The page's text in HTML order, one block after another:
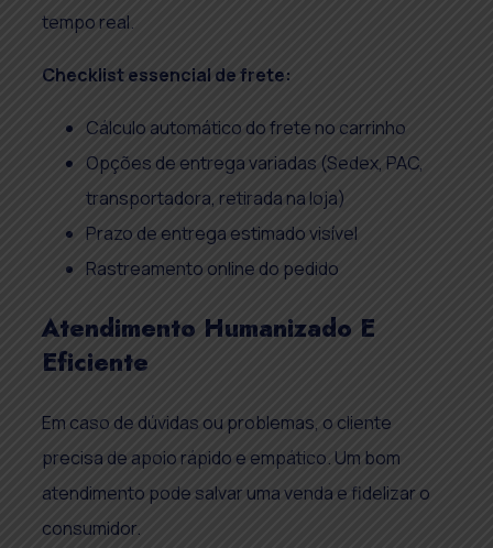
tempo real.
Checklist essencial de frete:
Cálculo automático do frete no carrinho
Opções de entrega variadas (Sedex, PAC,
transportadora, retirada na loja)
Prazo de entrega estimado visível
Rastreamento online do pedido
Atendimento Humanizado E
Eficiente
Em caso de dúvidas ou problemas, o cliente
precisa de apoio rápido e empático. Um bom
atendimento pode salvar uma venda e fidelizar o
consumidor.